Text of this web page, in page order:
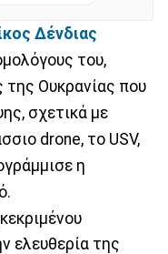
Δένδιας
του,
της Ουκρανίας που
σχετικά με
drone, το USV,
η
ελευθερία της